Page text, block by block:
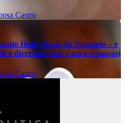
Castro
Hello Mario da Nintendo – e
é divertido (sim, é para crianças)
Castro